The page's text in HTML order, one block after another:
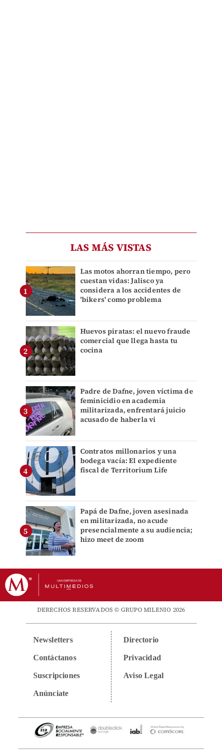
LAS MÁS VISTAS
Las motos ahorran tiempo, pero
cuestan vidas: Jalisco ya
considera a los accidentes de
'bikers' como problema
Huevos piratas: el nuevo fraude
comercial que llega hasta tu
cocina
Padre de Dafne, joven víctima de
feminicidio en academia
militarizada, enfrentará juicio
acusado de haberla vi
Contratos millonarios y una
bodega vacía: El expediente
fiscal de Territorium Life
Papá de Dafne, joven asesinada
en militarizada, no acude
presencialmente a su audiencia;
hizo meet de zoom
DERECHOS RESERVADOS © GRUPO MILENIO 2026
Newsletters
Contáctanos
Suscripciones
Anúnciate
Directorio
Privacidad
Aviso Legal